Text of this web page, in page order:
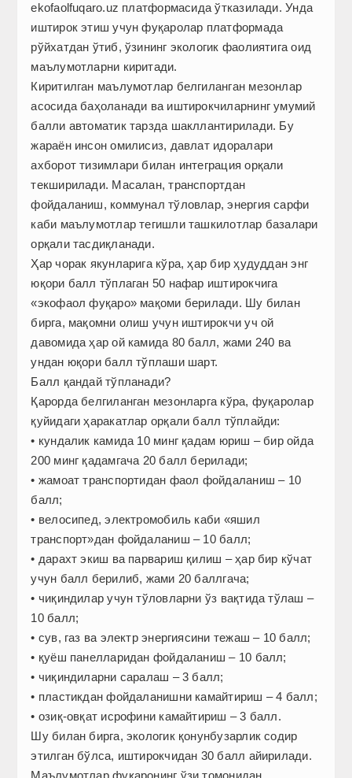
ekofaolfuqaro.uz платформасида ўтказилади. Унда
иштирок этиш учун фуқаролар платформада
рўйхатдан ўтиб, ўзининг экологик фаолиятига оид
маълумотларни киритади.
Киритилган маълумотлар белгиланган мезонлар
асосида баҳоланади ва иштирокчиларнинг умумий
балли автоматик тарзда шакллантирилади. Бу
жараён инсон омилисиз, давлат идоралари
ахборот тизимлари билан интеграция орқали
текширилади. Масалан, транспортдан
фойдаланиш, коммунал тўловлар, энергия сарфи
каби маълумотлар тегишли ташкилотлар базалари
орқали тасдиқланади.
Ҳар чорак якунларига кўра, ҳар бир ҳудуддан энг
юқори балл тўплаган 50 нафар иштирокчига
«экофаол фуқаро» мақоми берилади. Шу билан
бирга, мақомни олиш учун иштирокчи уч ой
давомида ҳар ой камида 80 балл, жами 240 ва
ундан юқори балл тўплаши шарт.
Балл қандай тўпланади?
Қарорда белгиланган мезонларга кўра, фуқаролар
қуйидаги ҳаракатлар орқали балл тўплайди:
• кундалик камида 10 минг қадам юриш – бир ойда
200 минг қадамгача 20 балл берилади;
• жамоат транспортидан фаол фойдаланиш – 10
балл;
• велосипед, электромобиль каби «яшил
транспорт»дан фойдаланиш – 10 балл;
• дарахт экиш ва парвариш қилиш – ҳар бир кўчат
учун балл берилиб, жами 20 баллгача;
• чиқиндилар учун тўловларни ўз вақтида тўлаш –
10 балл;
• сув, газ ва электр энергиясини тежаш – 10 балл;
• қуёш панелларидан фойдаланиш – 10 балл;
• чиқиндиларни саралаш – 3 балл;
• пластикдан фойдаланишни камайтириш – 4 балл;
• озиқ-овқат исрофини камайтириш – 3 балл.
Шу билан бирга, экологик қонунбузарлик содир
этилган бўлса, иштирокчидан 30 балл айирилади.